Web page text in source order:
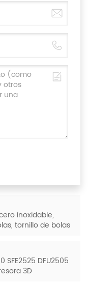
inoxidable,
tornillo de bolas
SFE2525 DFU2505
3D